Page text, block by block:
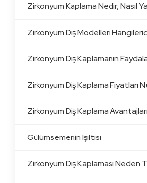
Zirkonyum Kaplama Nedir, Nasıl
Zirkonyum Diş Modelleri
Zirkonyum Diş Kaplamanın
Zirkonyum Diş Kaplama Fiyatları
Zirkonyum Diş Kaplama
Gülümsemenin Işıltısı
Zirkonyum Diş Kaplaması Neden